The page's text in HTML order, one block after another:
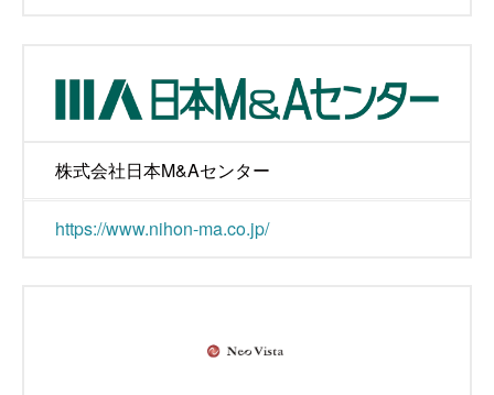
株式会社日本M&Aセンター
https://www.nihon-ma.co.jp/